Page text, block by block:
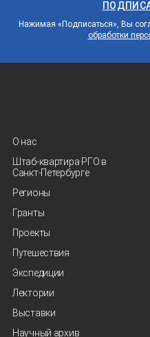
Нажимая «Подписаться», Вы
обработки
О нас
Штаб-квартира РГО в
Санкт‑Петербурге
Регионы
Гранты
Проекты
Путешествия
Экспедиции
Лектории
Выставки
Научный архив